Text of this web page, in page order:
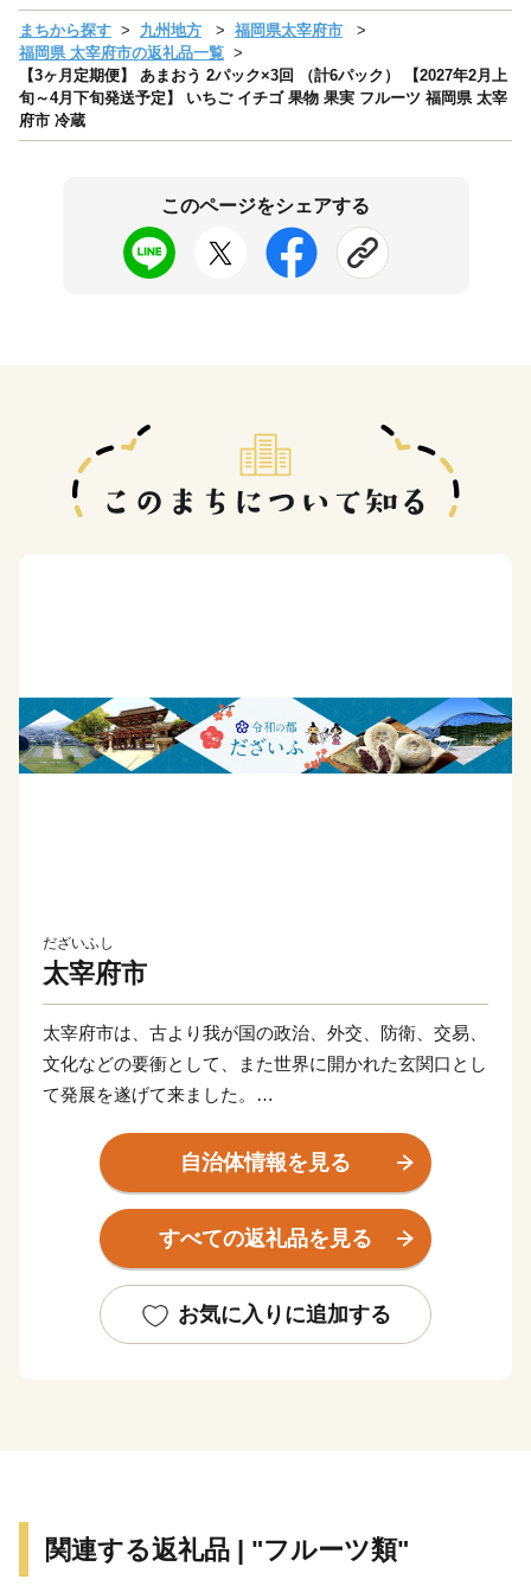
まちから探す 九州地方
福岡県太宰府市
福岡県 太宰府市の返礼品一覧
【3ヶ月定期便】 あまおう 2パック×3回 （計6パック） 【2027年2月上
旬～4月下旬発送予定】 いちご イチゴ 果物 果実 フルーツ 福岡県 太宰
府市 冷蔵
このページをシェアする
だざいふし
太宰府市
太宰府市は、古より我が国の政治、外交、防衛、交易、
文化などの要衝として、また世界に開かれた玄関口とし
て発展を遂げて来ました。
る大宰府政庁跡、水城跡、観世音寺、太宰府天満宮など
の数多くの史跡や名所が存在する誇り高き国際観光都市
大伴旅人公や菅原道真公に代表される古からの大宰府と
宰府の魅力を融合させた「令和の都だざいふ」として住
まう人も訪れる人もともに慶び合えるまちづくりをすす
自治体情報を見る
すべての返礼品を見る
お気に入りに追加する
関連する返礼品 | "フルーツ類"